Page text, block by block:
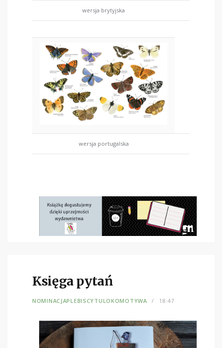
wersja brytyjska
wersja portugalska
Księga pytań
NOMINACJAPLEBISCYTULOKOMOTYWA 18:47